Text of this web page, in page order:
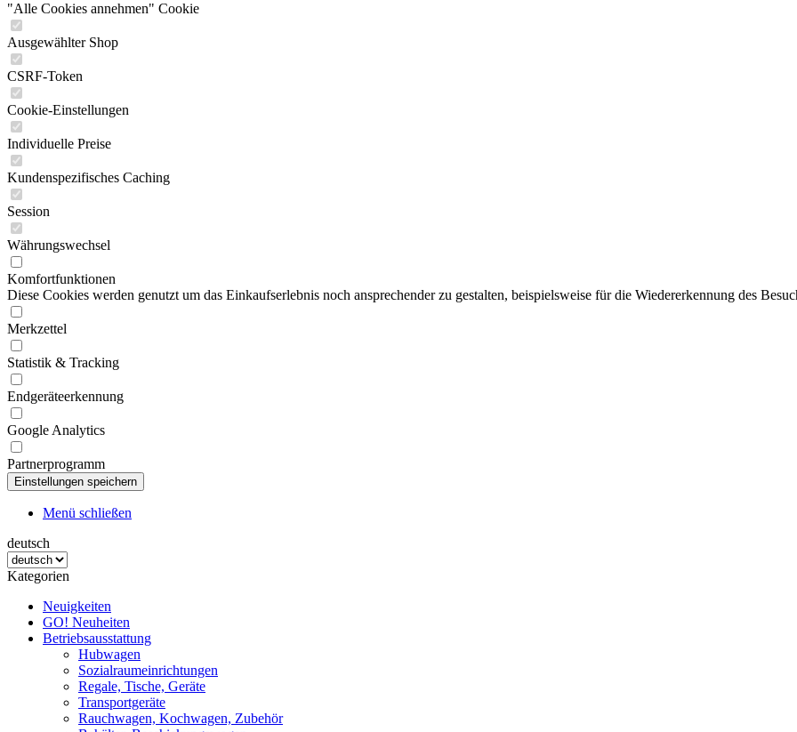
"Alle Cookies annehmen" Cookie
Ausgewählter Shop
CSRF-Token
Cookie-Einstellungen
Individuelle Preise
Kundenspezifisches Caching
Session
Währungswechsel
Komfortfunktionen
Diese Cookies werden genutzt um das Einkaufserlebnis noch ansprechender zu gestalten, beispielsweise für die Wiedererkennung des
Merkzettel
Statistik & Tracking
Endgeräteerkennung
Google Analytics
Partnerprogramm
Menü schließen
deutsch
Kategorien
Neuigkeiten
GO! Neuheiten
Betriebsausstattung
Hubwagen
Sozialraumeinrichtungen
Regale, Tische, Geräte
Transportgeräte
Rauchwagen, Kochwagen, Zubehör